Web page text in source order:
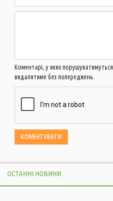
Коментарі, у яких порушуватимуться
видалятиме без попереджень.
ОСТАННІ НОВИНИ